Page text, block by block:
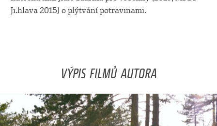
Ji.hlava 2015) o plýtvání potravinami.
VÝPIS FILMŮ AUTORA